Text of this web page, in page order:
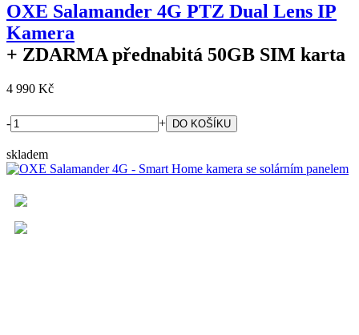
OXE Salamander 4G PTZ Dual Lens IP
Kamera
+ ZDARMA přednabitá 50GB SIM karta
4 990 Kč
- +
skladem